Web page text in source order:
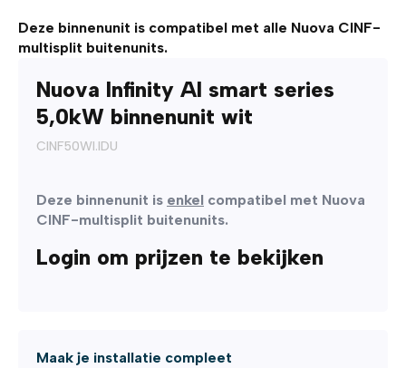
Deze binnenunit is compatibel met alle Nuova CINF-
multisplit buitenunits.
Nuova Infinity AI smart series
5,0kW binnenunit wit
CINF50WI.IDU
Deze binnenunit is enkel compatibel met Nuova
CINF-multisplit buitenunits.
Login om prijzen te bekijken
Maak je installatie compleet